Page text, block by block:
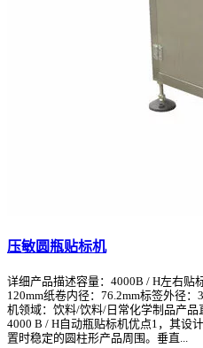
压敏圆瓶贴标机
详细产品描述容量：4000B / H左右贴
120mm纸卷内径：76.2mm标签外径
机领域：饮料/饮料/日常化学制品产品
4000 B / H自动瓶贴标机优点1，其设
置时稳定的圆柱形产品周围。垂直...